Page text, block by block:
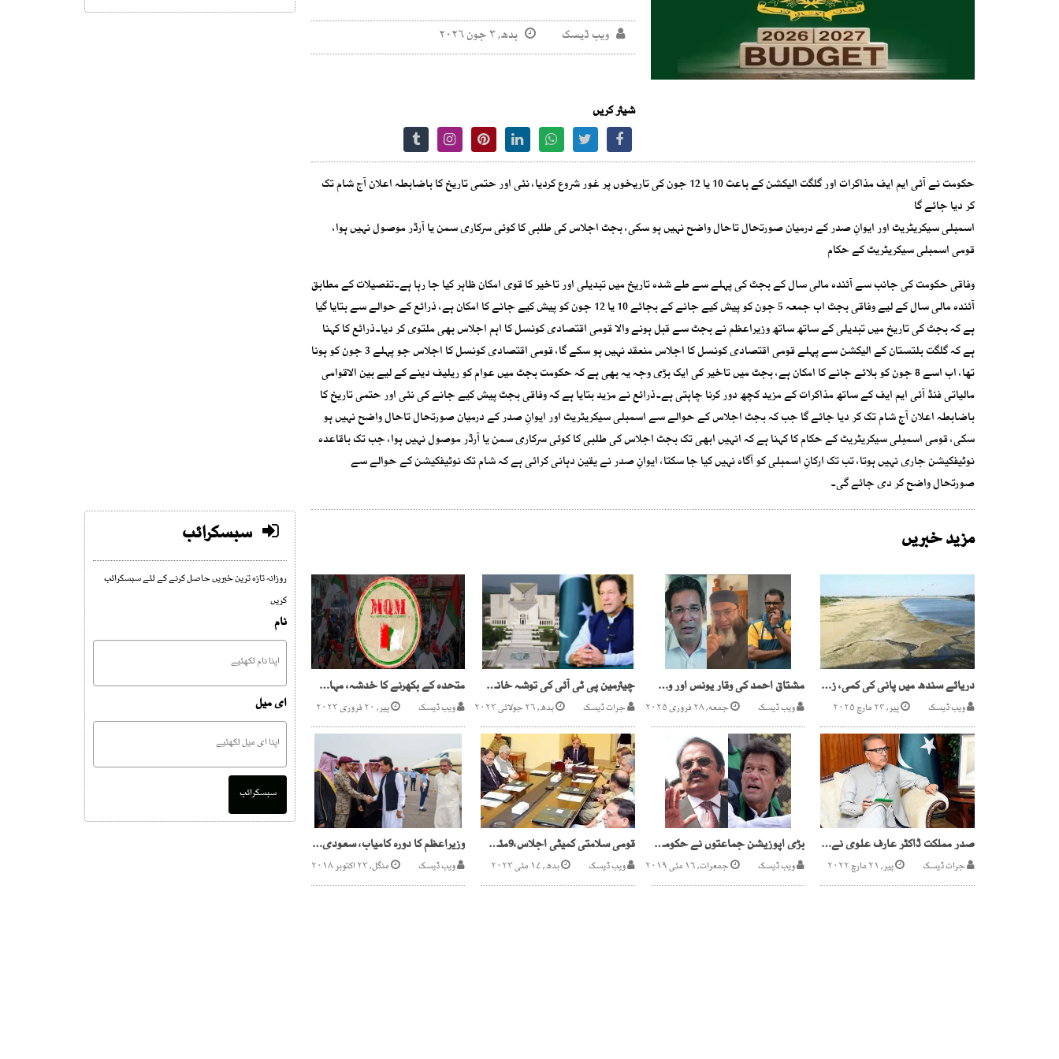
ویب ڈیسک بدھ, ۳ جون ۲۰۲۶
شیئر کریں
حکومت نے آئی ایم ایف مذاکرات اور گلگت الیکشن کے باعث 10 یا 12 جون کی تاریخوں پر غور شروع کردیا، نئی اور حتمی تاریخ کا باضابطہ اعلان آج شام تک
کر دیا جائے گا
اسمبلی سیکریٹریٹ اور ایوانِ صدر کے درمیان صورتحال تاحال واضح نہیں ہو سکی، بجٹ اجلاس کی طلبی کا کوئی سرکاری سمن یا آرڈر موصول نہیں ہوا،
قومی اسمبلی سیکریٹریٹ کے حکام
وفاقی حکومت کی جانب سے آئندہ مالی سال کے بجٹ کی پہلے سے طے شدہ تاریخ میں تبدیلی اور تاخیر کا قوی امکان ظاہر کیا جا رہا ہے۔تفصیلات کے مطابق
آئندہ مالی سال کے لیے وفاقی بجٹ اب جمعہ 5 جون کو پیش کیے جانے کے بجائے 10 یا 12 جون کو پیش کیے جانے کا امکان ہے، ذرائع کے حوالے سے بتایا گیا
ہے کہ بجٹ کی تاریخ میں تبدیلی کے ساتھ ساتھ وزیراعظم نے بجٹ سے قبل ہونے والا قومی اقتصادی کونسل کا اہم اجلاس بھی ملتوی کر دیا۔ذرائع کا کہنا
ہے کہ گلگت بلتستان کے الیکشن سے پہلے قومی اقتصادی کونسل کا اجلاس منعقد نہیں ہو سکے گا، قومی اقتصادی کونسل کا اجلاس جو پہلے 3 جون کو ہونا
تھا، اب اسے 8 جون کو بلائے جانے کا امکان ہے، بجٹ میں تاخیر کی ایک بڑی وجہ یہ بھی ہے کہ حکومت بجٹ میں عوام کو ریلیف دینے کے لیے بین الاقوامی
مالیاتی فنڈ آئی ایم ایف کے ساتھ مذاکرات کے مزید کچھ دور کرنا چاہتی ہے۔ذرائع نے مزید بتایا ہے کہ وفاقی بجٹ پیش کیے جانے کی نئی اور حتمی تاریخ کا
باضابطہ اعلان آج شام تک کر دیا جائے گا جب کہ بجٹ اجلاس کے حوالے سے اسمبلی سیکریٹریٹ اور ایوانِ صدر کے درمیان صورتحال تاحال واضح نہیں ہو
سکی، قومی اسمبلی سیکریٹریٹ کے حکام کا کہنا ہے کہ انہیں ابھی تک بجٹ اجلاس کی طلبی کا کوئی سرکاری سمن یا آرڈر موصول نہیں ہوا، جب تک باقاعدہ
نوٹیفکیشن جاری نہیں ہوتا، تب تک ارکانِ اسمبلی کو آگاہ نہیں کیا جا سکتا، ایوانِ صدر نے یقین دہانی کرائی ہے کہ شام تک نوٹیفکیشن کے حوالے سے
صورتحال واضح کر دی جائے گی۔
مزید خبریں
دریائے سندھ میں پانی کی کمی، زرعی زمینیں بنجر ہونے لگیں
ویب ڈیسک پیر, ۲۴ مارچ ۲۰۲۵
مشتاق احمد کی وقار یونس اور وسیم اکرم کو ہرجانے کی دھمکی
ویب ڈیسک جمعه, ۲۸ فروری ۲۰۲۵
چیئرمین پی ٹی آئی کی توشہ خانہ کیس کا ٹرائل روکنے کی درخواست مسترد
جرات ڈیسک بدھ, ۲۶ جولائی ۲۰۲۳
متحدہ کے بکھرنے کا خدشہ، مہاجر نام سے سیاست دوبارہ کرنے کی تیاریاں
ویب ڈیسک پیر, ۲۰ فروری ۲۰۲۳
صدر مملکت ڈاکٹر عارف علوی نے آرٹیکل 63 اے کی تشریح کیلئے ریفرنس سپریم کورٹ بھجوانے کی منظوری دے دی
جرات ڈیسک پیر, ۲۱ مارچ ۲۰۲۲
بڑی اپوزیشن جماعتوں نے حکومت کیخلاف تحریک کی تیاری شروع کردی
ویب ڈیسک جمعرات, ۱۶ مئی ۲۰۱۹
قومی سلامتی کمیٹی اجلاس،9مئی کے ذمہ داروں کو کٹہرے میں لانے کا فیصلہ
ویب ڈیسک بدھ, ۱۷ مئی ۲۰۲۳
وزیراعظم کا دورہ کامیاب، سعودی حکومت نے پاکستان کو 12 ارب ڈالر کا پیکیج دے دیا
ویب ڈیسک منگل, ۲۳ اکتوبر ۲۰۱۸
سبسکرائب
روزانہ تازہ ترین خبریں حاصل کرنے کے لئے سبسکرائب
کریں
نام
ای میل
سبسکرائب